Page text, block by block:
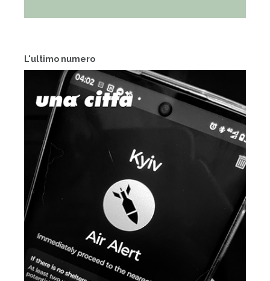
L'ultimo numero